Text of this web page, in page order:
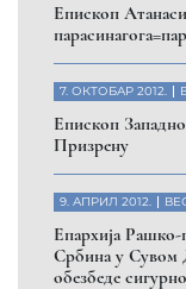
Eпископ
7. ОКТОБАР 2012.
Eпископ
Призрену
9. АПРИЛ 2012.
Eпархија Рашко-
Србина у Сувом
обезбеде